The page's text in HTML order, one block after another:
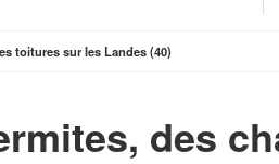
toitures sur les Landes (40)
des